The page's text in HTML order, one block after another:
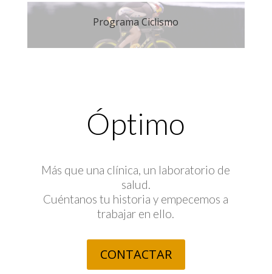
Programa Ciclismo
Óptimo
Más que una clínica, un laboratorio de
salud.
Cuéntanos tu historia y empecemos a
trabajar en ello.
CONTACTAR